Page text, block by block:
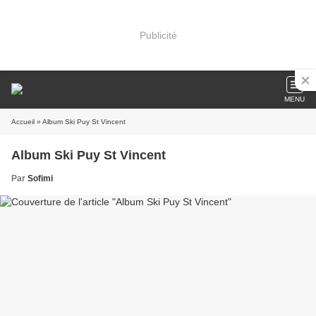
Publicité
MENU
Accueil » Album Ski Puy St Vincent
Album Ski Puy St Vincent
Par Sofimi